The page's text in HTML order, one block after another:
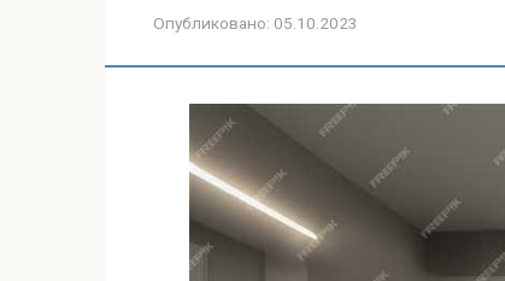
Опубликовано: 05.10.2023